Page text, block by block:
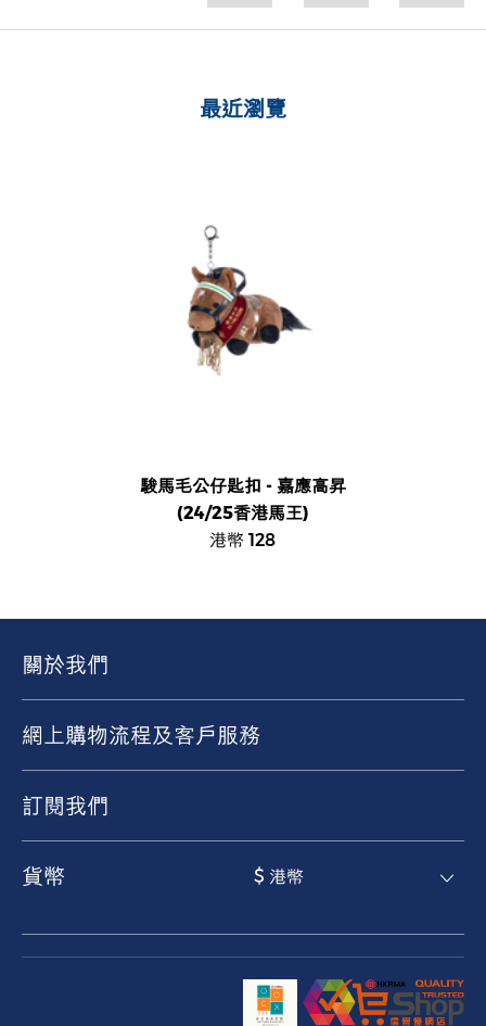
最近瀏覽
駿馬毛公仔匙扣 - 嘉應高昇
(24/25香港馬王)
港幣 128
關於我們
網上購物流程及客戶服務
訂閱我們
貨幣 $ 港幣